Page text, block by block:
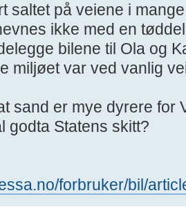
saltet på veiene i
ikke med en
bilene til Ola og
miljøet var ved vanlig
sand er mye dyrere for
godta Statens skitt?
forbruker/bil/